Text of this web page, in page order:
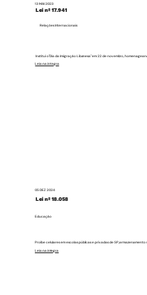
13 MAI 2023
Lei nº 17.941
Relações Internacionais
Institui o "Dia da Imigração Libanesa" em 22 de novembro,
Leia na integra
05 DEZ 2024
Lei nº 18.058
Educação
Proíbe celulares em escolas públicas e privadas de SP,
Leia na integra